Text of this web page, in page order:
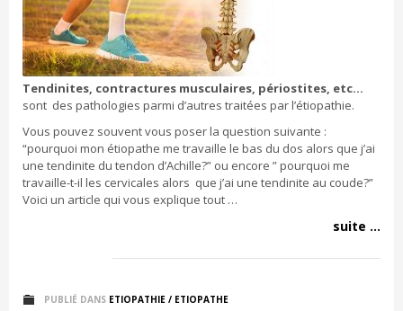
Tendinites, contractures musculaires, périostites, etc…
sont des pathologies parmi d’autres traitées par l’étiopathie.
Vous pouvez souvent vous poser la question suivante :
“pourquoi mon étiopathe me travaille le bas du dos alors que j’ai
une tendinite du tendon d’Achille?” ou encore ” pourquoi me
travaille-t-il les cervicales alors que j’ai une tendinite au coude?”
Voici un article qui vous explique tout …
suite ...
PUBLIÉ DANS ETIOPATHIE / ETIOPATHE